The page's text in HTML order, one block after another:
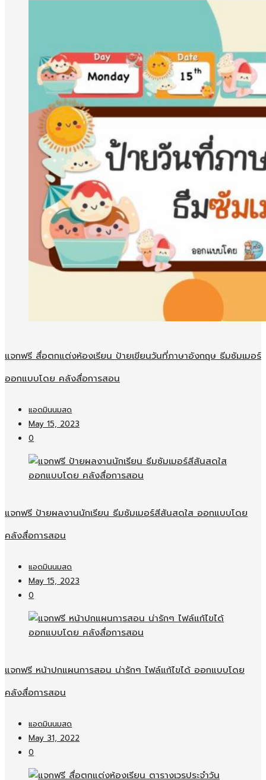
แจกฟรี สื่อตกแต่งห้องเรียน ป้ายเขียนวันที่ภาษาอังกฤษ ธีมซัมเมอร์
ออกแบบโดย คลังสื่อการสอน
แอดมินนมสด
May 15, 2023
0
แจกฟรี ป้ายผลงานนักเรียน ธีมซัมเมอร์สีสันสดใส ออกแบบโดย
คลังสื่อการสอน
แอดมินนมสด
May 15, 2023
0
แจกฟรี หน้าปกแผนการสอน น่ารักๆ ไฟล์แก้ไขได้ ออกแบบโดย
คลังสื่อการสอน
แอดมินนมสด
May 31, 2022
0